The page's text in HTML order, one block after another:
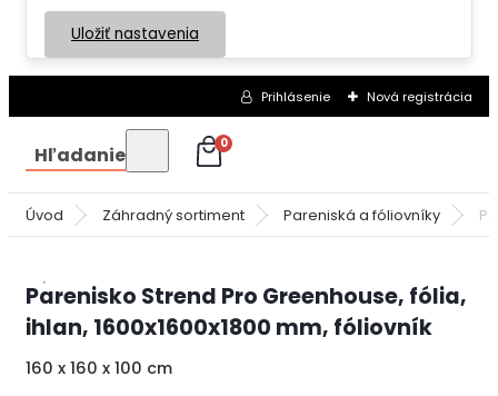
Uložiť nastavenia
Prihlásenie Nová registrácia
Hľadanie 0
Úvod Záhradný sortiment Pareniská a fóliovníky
Parenisko Strend Pro Greenhouse, fólia,
ihlan, 1600x1600x1800 mm, fóliovník
160 x 160 x 100 cm